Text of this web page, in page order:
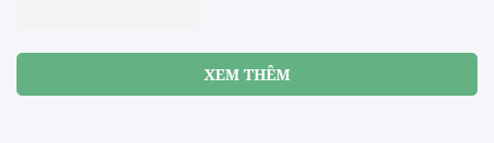
XEM THÊM